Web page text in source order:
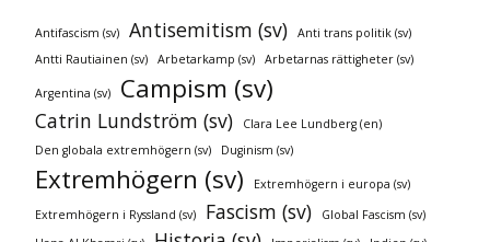
Antifascism (sv) Antisemitism (sv)
Anti trans politik (sv)
Antti Rautiainen (sv)
Arbetarkamp (sv) Arbetarnas rättigheter (sv)
Argentina (sv) Campism (sv)
Catrin Lundström (sv)
Clara Lee Lundberg (en)
Den globala extremhögern (sv)
Duginism (sv)
Extremhögern (sv)
Extremhögern i europa (sv)
Extremhögern i Ryssland (sv)
Fascism (sv)
Global Fascism (sv)